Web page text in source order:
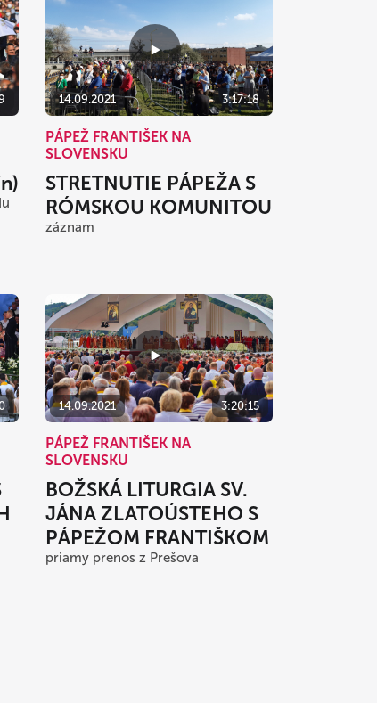
14.09.2021 3:17:18
PÁPEŽ FRANTIŠEK NA
SLOVENSKU
STRETNUTIE PÁPEŽA S
RÓMSKOU KOMUNITOU
záznam
14.09.2021 3:20:15
PÁPEŽ FRANTIŠEK NA
SLOVENSKU
BOŽSKÁ LITURGIA SV.
JÁNA ZLATOÚSTEHO S
PÁPEŽOM FRANTIŠKOM
priamy prenos z Prešova